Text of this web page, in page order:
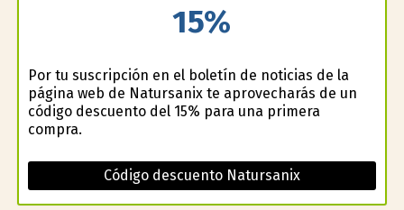
15%
Por tu suscripción en el boletín de noticias de la
página web de Natursanix te aprovecharás de un
código descuento del 15% para una primera
compra.
Código descuento Natursanix